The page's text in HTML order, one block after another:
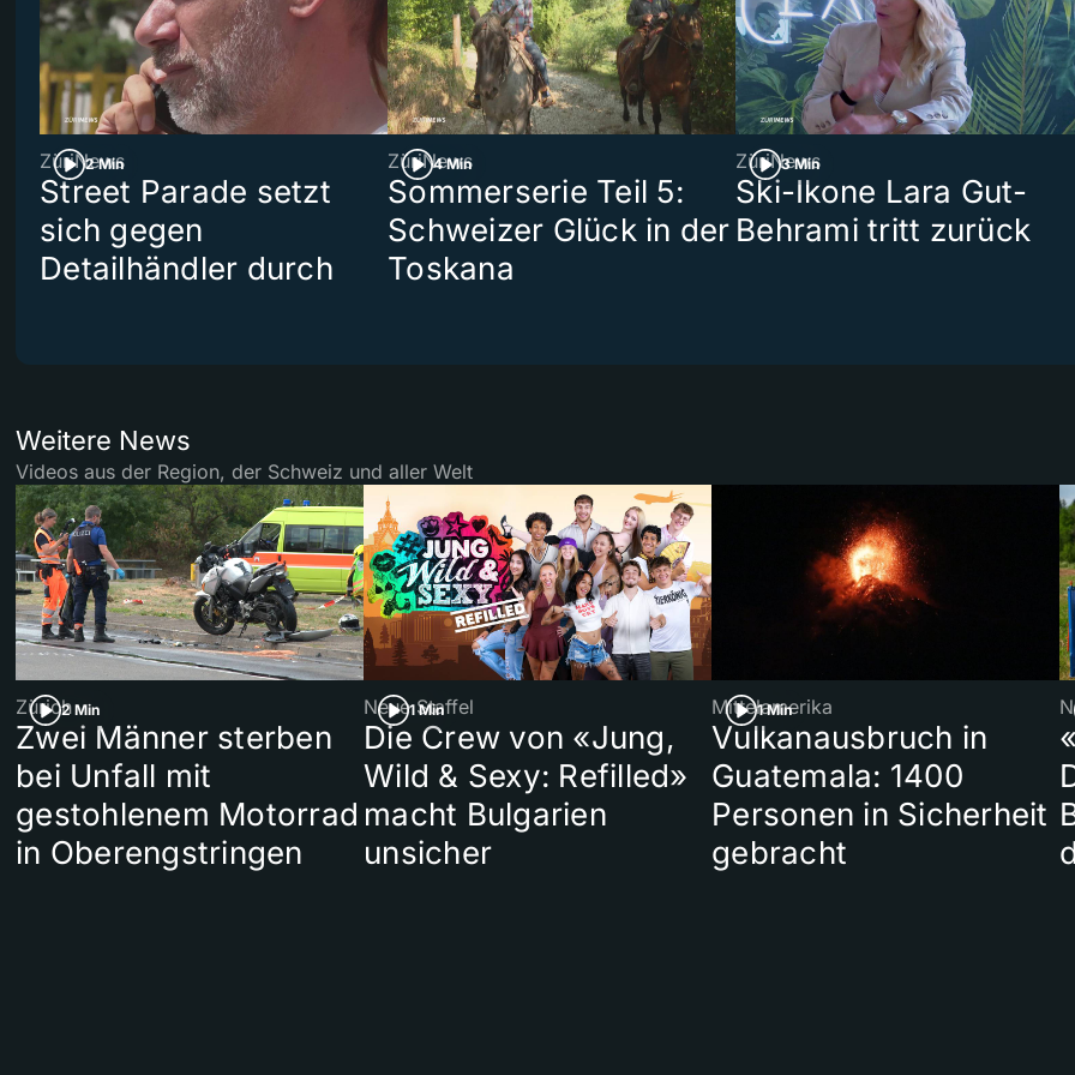
2 Min
ZüriNews
Street Parade setzt
sich gegen
Detailhändler durch
4 Min
ZüriNews
Sommerserie Teil 5:
Schweizer Glück in der
Toskana
3 Min
ZüriNews
Ski-Ikone Lara Gut-
Behrami tritt zurück
Weitere News
Videos aus der Region, der Schweiz und aller Welt
2 Min
Zürich
Zwei Männer sterben
bei Unfall mit
gestohlenem Motorrad
in Oberengstringen
1 Min
Neue Staffel
Die Crew von «Jung,
Wild & Sexy: Refilled»
macht Bulgarien
unsicher
1 Min
Mittelamerika
Vulkanausbruch in
Guatemala: 1400
Personen in Sicherheit
gebracht